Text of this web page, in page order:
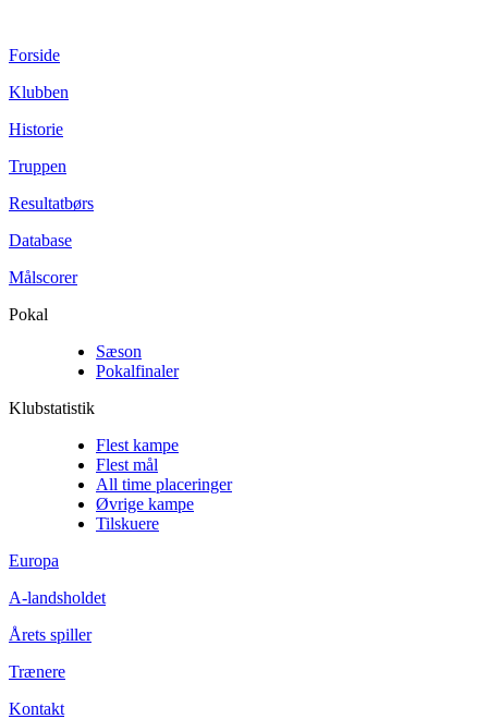
Forside
Klubben
Historie
Truppen
Resultatbørs
Database
Målscorer
Pokal
Sæson
Pokalfinaler
Klubstatistik
Flest kampe
Flest mål
All time placeringer
Øvrige kampe
Tilskuere
Europa
A-landsholdet
Årets spiller
Trænere
Kontakt